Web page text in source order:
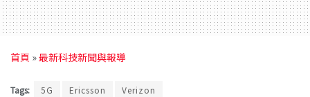
首頁 »最新科技新聞與報導
Tags: 5G Ericsson Verizon